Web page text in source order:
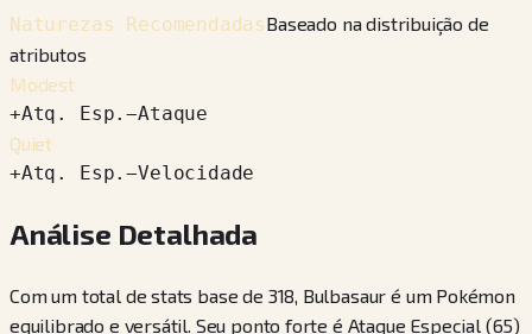
Naturezas RecomendadasBaseado na distribuição de
atributos
Modest
+Atq. Esp.−Ataque
Quiet
+Atq. Esp.−Velocidade
Análise Detalhada
Com um total de stats base de 318, Bulbasaur é um Pokémon
equilibrado e versátil. Seu ponto forte é Ataque Especial (65)